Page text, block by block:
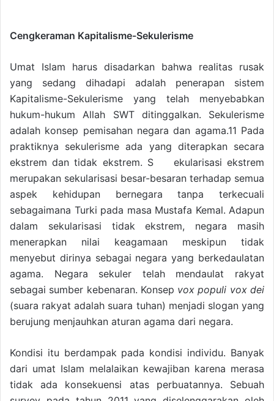
Cengkeraman Kapitalisme-Sekulerisme
Umat Islam harus disadarkan bahwa realitas rusak
yang sedang dihadapi adalah penerapan sistem
Kapitalisme-Sekulerisme yang telah menyebabkan
hukum-hukum Allah SWT ditinggalkan. Sekulerisme
adalah konsep pemisahan negara dan agama.11 Pada
praktiknya sekulerisme ada yang diterapkan secara
ekstrem dan tidak ekstrem. S ekularisasi ekstrem
merupakan sekularisasi besar-besaran terhadap semua
aspek kehidupan bernegara tanpa terkecuali
sebagaimana Turki pada masa Mustafa Kemal. Adapun
dalam sekularisasi tidak ekstrem, negara masih
menerapkan nilai keagamaan meskipun tidak
menyebut dirinya sebagai negara yang berkedaulatan
agama. Negara sekuler telah mendaulat rakyat
sebagai sumber kebenaran. Konsep vox populi vox dei
(suara rakyat adalah suara tuhan) menjadi slogan yang
berujung menjauhkan aturan agama dari negara.
Kondisi itu berdampak pada kondisi individu. Banyak
dari umat Islam melalaikan kewajiban karena merasa
tidak ada konsekuensi atas perbuatannya. Sebuah